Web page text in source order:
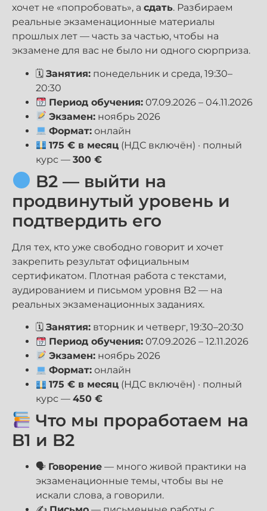
хочет не «попробовать», а сдать. Разбираем
реальные экзаменационные материалы
прошлых лет — часть за частью, чтобы на
экзамене для вас не было ни одного сюрприза.
🗓 Занятия: понедельник и среда, 19:30–
20:30
Период обучения: 07.09.2026 – 04.11.2026
Экзамен: ноябрь 2026
Формат: онлайн
175 € в месяц (НДС включён) · полный
курс — 300 €
B2 — выйти на
продвинутый уровень и
подтвердить его
Для тех, кто уже свободно говорит и хочет
закрепить результат официальным
сертификатом. Плотная работа с текстами,
аудированием и письмом уровня B2 — на
реальных экзаменационных заданиях.
🗓 Занятия: вторник и четверг, 19:30–20:30
Период обучения: 07.09.2026 – 12.11.2026
Экзамен: ноябрь 2026
Формат: онлайн
175 € в месяц (НДС включён) · полный
курс — 450 €
Что мы проработаем на
B1 и B2
🗣 Говорение — много живой практики на
экзаменационные темы, чтобы вы не
искали слова, а говорили.